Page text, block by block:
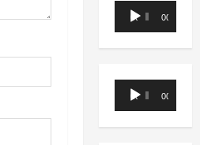
Lecteur
audio
00:00 00:00
Lecteur
audio
00:00 00:00